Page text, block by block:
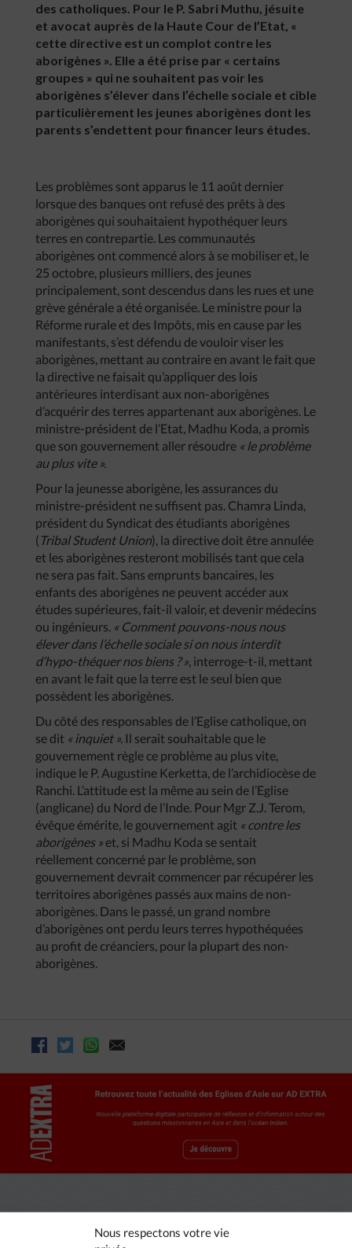
Nous respectons votre vie
des catholiques. Pour le P. Sabri Muthu, jésuite
et avocat auprès de la Haute Cour de l’Etat, «
cette directive est un complot contre les
aborigènes ». Elle a été prise par « certains
groupes » qui ne souhaitent pas voir les
aborigènes s’élever dans l’échelle sociale et cible
particulièrement les jeunes aborigènes dont les
parents s’endettent pour financer leurs études.
Les problèmes sont apparus le 11 août dernier
lorsque des banques ont refusé des prêts à des
aborigènes qui souhaitaient hypothéquer leurs
terres en contrepartie. Les communautés
aborigènes ont commencé alors à se mobiliser et, le
25 octobre, plusieurs milliers, des jeunes
principalement, sont descendus dans les rues et une
grève générale a été organisée. Le ministre pour la
Réforme rurale et des Impôts, mis en cause par les
manifestants, s’est défendu de vouloir viser les
aborigènes, mettant au contraire en avant le fait que
la directive ne faisait qu’appliquer des lois
antérieures interdisant aux non-aborigènes
d’acquérir des terres appartenant aux aborigènes. Le
ministre-président de l’Etat, Madhu Koda, a promis
que son gouvernement aller résoudre « le problème
au plus vite ».
Pour la jeunesse aborigène, les assurances du
ministre-président ne suffisent pas. Chamra Linda,
président du Syndicat des étudiants aborigènes
( Tribal Student Union), la directive doit être annulée
et les aborigènes resteront mobilisés tant que cela
ne sera pas fait. Sans emprunts bancaires, les
enfants des aborigènes ne peuvent accéder aux
études supérieures, fait-il valoir, et devenir médecins
ou ingénieurs. « Comment pouvons-nous nous
élever dans l’échelle sociale si on nous interdit
d’hypo-théquer nos biens ? », interroge-t-il, mettant
en avant le fait que la terre est le seul bien que
possèdent les aborigènes.
Du côté des responsables de l’Eglise catholique, on
se dit « inquiet ». Il serait souhaitable que le
gouvernement règle ce problème au plus vite,
indique le P. Augustine Kerketta, de l’archidiocèse de
Ranchi. L’attitude est la même au sein de l’Eglise
(anglicane) du Nord de l’Inde. Pour Mgr Z.J. Terom,
évêque émérite, le gouvernement agit « contre les
aborigènes » et, si Madhu Koda se sentait
réellement concerné par le problème, son
gouvernement devrait commencer par récupérer les
territoires aborigènes passés aux mains de non-
aborigènes. Dans le passé, un grand nombre
d’aborigènes ont perdu leurs terres hypothéquées
au profit de créanciers, pour la plupart des non-
aborigènes.